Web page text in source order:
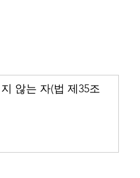
않는 자(법 제35조